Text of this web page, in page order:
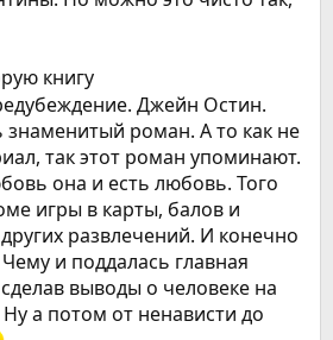
книгу
Джейн Остин.
роман. А то как не
так этот роман упоминают.
она и есть любовь. Того
игры в карты, балов и
развлечений. И конечно
и поддалась главная
выводы о человеке на
а потом от ненависти до